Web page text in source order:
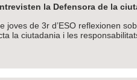
la Defensora de la
joves de 3r d’ESO reflexionen
la ciutadania i les